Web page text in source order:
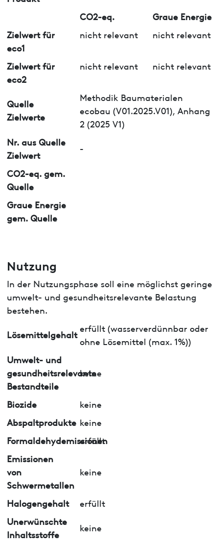
CO2-eq.
Graue Energie
Zielwert für
eco1
nicht relevant nicht relevant
Zielwert für
eco2
nicht relevant nicht relevant
Quelle
Zielwerte
Methodik Baumaterialen
ecobau (V01.2025.V01), Anhang
2 (2025 V1)
Nr. aus Quelle
Zielwert
-
CO2-eq. gem.
Quelle
Graue Energie
gem. Quelle
Nutzung
In der Nutzungsphase soll eine möglichst geringe
umwelt- und gesundheitsrelevante Belastung
bestehen.
Lösemittelgehalt
erfüllt (wasserverdünnbar oder
ohne Lösemittel (max. 1%))
Umwelt- und
gesundheitsrelevante
Bestandteile
keine
Biozide
keine
Abspaltprodukte keine
Formaldehydemissionen
erfüllt
Emissionen
von
Schwermetallen
keine
Halogengehalt
erfüllt
Unerwünschte
Inhaltsstoffe
keine